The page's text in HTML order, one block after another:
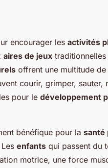
encourager les activités
aires de jeux
offrent une multitude
courir, grimper, sauter,
pour le développement
bénéfique pour la santé
enfants qui passent du
motrice, une force